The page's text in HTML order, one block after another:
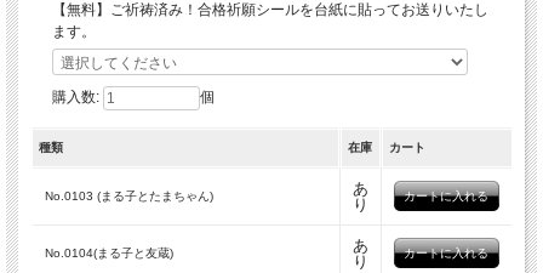
とても華やかで見ているだけでも可愛らしいです✨
細部までこだわったデザインです！
★まる子と友蔵★
【無料】ご祈祷済み！合格祈願シールを台紙に貼ってお送りいたし
ます。
購入数: 個
種類 在庫 カート
No.0103 (まる子とたまちゃん)
あ
り
No.0104(まる子と友蔵)
あ
り